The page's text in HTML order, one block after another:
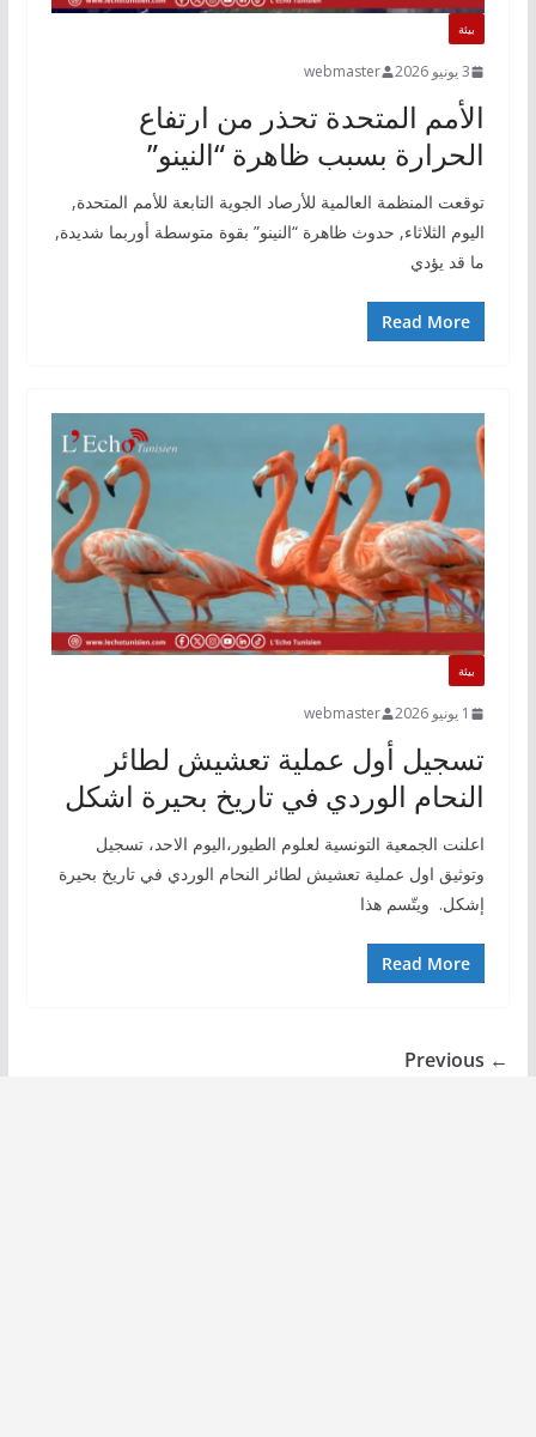
بيئة
3 يونيو 2026 webmaster
الأمم المتحدة تحذر من ارتفاع
الحرارة بسبب ظاهرة “النينو”
توقعت المنظمة العالمية للأرصاد الجوية التابعة للأمم المتحدة,
اليوم الثلاثاء, حدوث ظاهرة “النينو” بقوة متوسطة أو‌ربما شديدة,
ما قد يؤدي
Read More
بيئة
1 يونيو 2026 webmaster
تسجيل أول عملية تعشيش لطائر
النحام الوردي في تاريخ بحيرة اشكل
اعلنت الجمعية التونسية لعلوم الطيور،اليوم الاحد، تسجيل
وتوثيق اول عملية تعشيش لطائر النحام الوردي في تاريخ بحيرة
إشكل. ويتّسم هذا
Read More
← Previous